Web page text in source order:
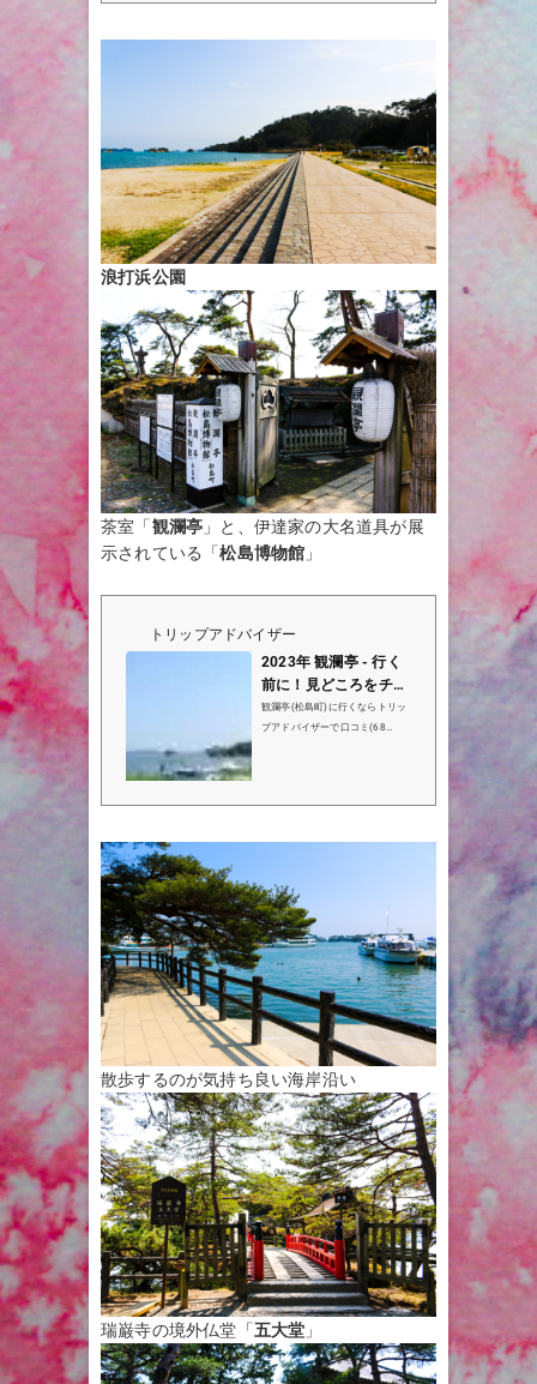
浪打浜公園
茶室「観瀾亭 」と、伊達家の大名道具が展
示されている「松島博物館 」
トリップアドバイザー
2023年 観瀾亭 - 行く
前に！見どころをチェ
ック - トリップアドバ
イザー
観瀾亭(松島町)に行くならトリッ
プアドバイザーで口コミ(68
散歩するのが気持ち良い海岸沿い
瑞巌寺の境外仏堂「五大堂 」